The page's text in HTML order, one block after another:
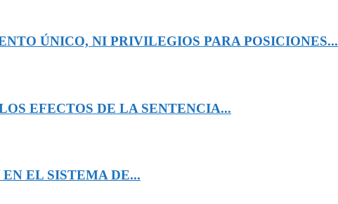
ÚNICO, NI PRIVILEGIOS PARA POSICIONES...
EFECTOS DE LA SENTENCIA...
EL SISTEMA DE...